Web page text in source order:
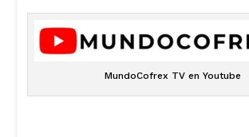
MundoCofrex TV en Youtube